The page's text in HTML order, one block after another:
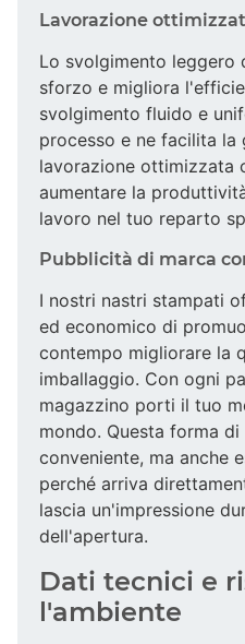
Lavorazione
Lo svolgimento leggero
sforzo e migliora
svolgimento fluido e
processo e ne facilita la
lavorazione ottimizzata
aumentare la
lavoro nel tuo reparto
Pubblicità di marca
I nostri nastri stampati
ed economico di
contempo migliorare la
imballaggio. Con ogni
magazzino porti il tuo
mondo. Questa forma
conveniente, ma anche
perché arriva
lascia un'impressione
dell'apertura.
Dati tecnici e
l'ambiente